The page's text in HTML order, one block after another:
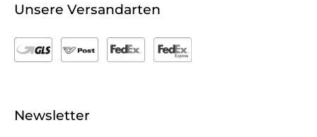
Unsere Versandarten
Newsletter